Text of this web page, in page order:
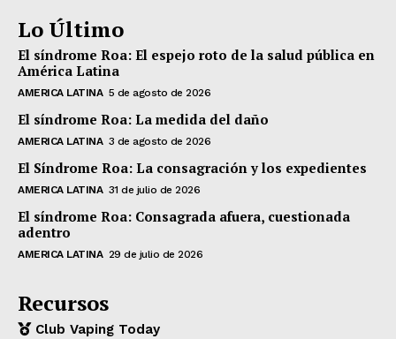
Lo Último
El síndrome Roa: El espejo roto de la salud pública en
América Latina
AMERICA LATINA 5 de agosto de 2026
El síndrome Roa: La medida del daño
AMERICA LATINA 3 de agosto de 2026
El Síndrome Roa: La consagración y los expedientes
AMERICA LATINA 31 de julio de 2026
El síndrome Roa: Consagrada afuera, cuestionada
adentro
AMERICA LATINA 29 de julio de 2026
Recursos
Club Vaping Today